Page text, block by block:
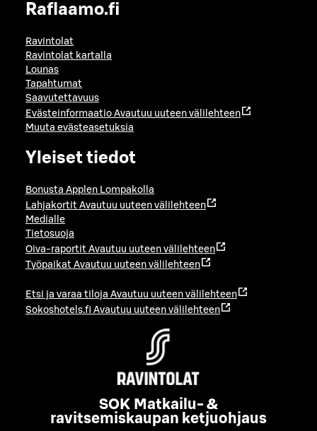
Raflaamo.fi
Ravintolat
Ravintolat kartalla
Lounas
Tapahtumat
Saavutettavuus
Evästeinformaatio Avautuu uuteen välilehteen
Muuta evästeasetuksia
Yleiset tiedot
Bonusta Applen Lompakolla
Lahjakortit Avautuu uuteen välilehteen
Medialle
Tietosuoja
Oiva-raportit Avautuu uuteen välilehteen
Työpaikat Avautuu uuteen välilehteen
Etsi ja varaa tiloja Avautuu uuteen välilehteen
Sokoshotels.fi Avautuu uuteen välilehteen
SOK Matkailu- &
ravitsemiskaupan ketjuohjaus